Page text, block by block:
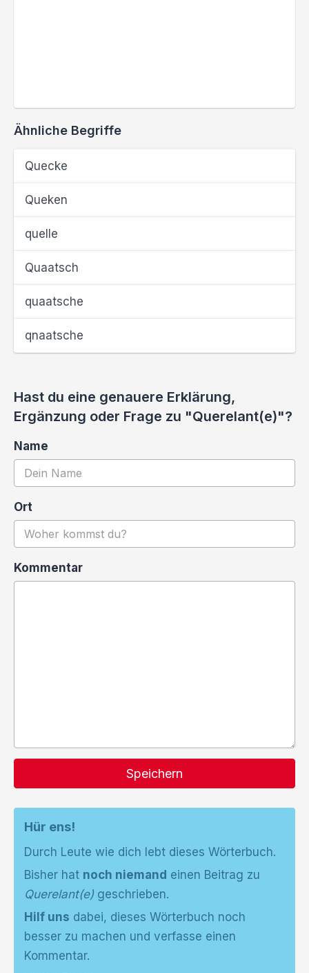
Ähnliche Begriffe
Quecke
Queken
quelle
Quaatsch
quaatsche
qnaatsche
Hast du eine genauere Erklärung,
Ergänzung oder Frage zu "Querelant(e)"?
Name
Ort
Kommentar
Speichern
Hür ens!
Durch Leute wie dich lebt dieses Wörterbuch.
Bisher hat noch niemand einen Beitrag zu
Querelant(e) geschrieben.
Hilf uns dabei, dieses Wörterbuch noch
besser zu machen und verfasse einen
Kommentar.